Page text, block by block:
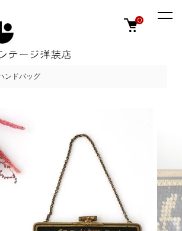
0
ンドバッグ